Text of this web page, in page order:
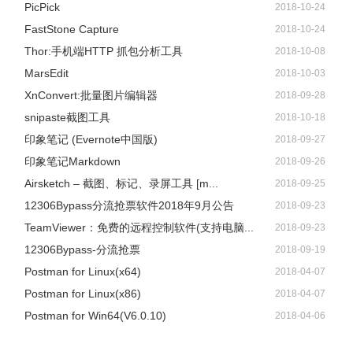
3、保存合并完成的PDF文档。
将一个PDF分割成多个PDF文档
1、顶部工具栏切换到【页面管理】标签页，点击“提取”按
钮，拆分分割指定页并导出另存为其他PDF文档；“拆分”按
钮可以将文档拆分成多个文件。
2、也可通过侧边栏“查看页面缩略图”功能使用右键对缩略图
进行管理；
3、保存拆分分割后的PDF文档。
PicPick 2018-10-24
FastStone Capture 2018-10-24
Thor:手机端HTTP 抓包分析工具 2018-10-08
MarsEdit 2018-10-03
XnConvert:批量图片编辑器 2018-09-28
snipaste截图工具 2018-10-18
印象笔记 (Evernote中国版) 2018-09-27
印象笔记Markdown 2018-09-26
Airsketch – 截图、标记、录屏工具 [m... 2018-09-25
12306Bypass分流抢票软件2018年9月公告 2018-09-23
TeamViewer：免费的远程控制软件(支持电脑... 2018-09-23
12306Bypass-分流抢票 2018-09-19
Postman for Linux(x64) 2018-04-07
Postman for Linux(x86) 2018-04-07
Postman for Win64(V6.0.10) 2018-04-06